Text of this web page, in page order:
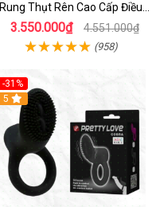
Rung Thụt Rên Cao Cấp Điều
Khiển App
3.550.000₫ 4.551.000₫
(958)
-31%
5